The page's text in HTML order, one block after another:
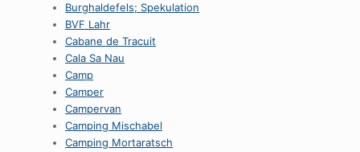
Burghaldefels; Spekulation
BVF Lahr
Cabane de Tracuit
Cala Sa Nau
Camp
Camper
Campervan
Camping Mischabel
Camping Mortaratsch